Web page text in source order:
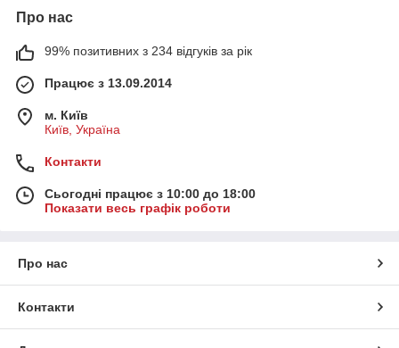
Про нас
99% позитивних з 234 відгуків за рік
Працює з 13.09.2014
м. Київ
Київ, Україна
Контакти
Сьогодні працює з 10:00 до 18:00
Показати весь графік роботи
Про нас
Контакти